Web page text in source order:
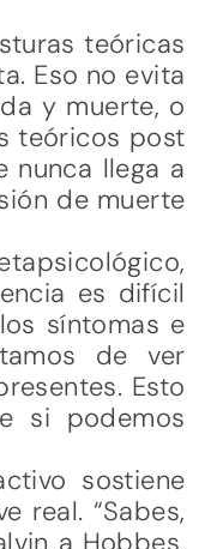
teóricas
Eso no evita
y muerte, o
teóricos post
nunca llega a
de muerte
es difícil
síntomas e
de ver
Esto
si podemos
sostiene
real. “Sabes,
a Hobbes.